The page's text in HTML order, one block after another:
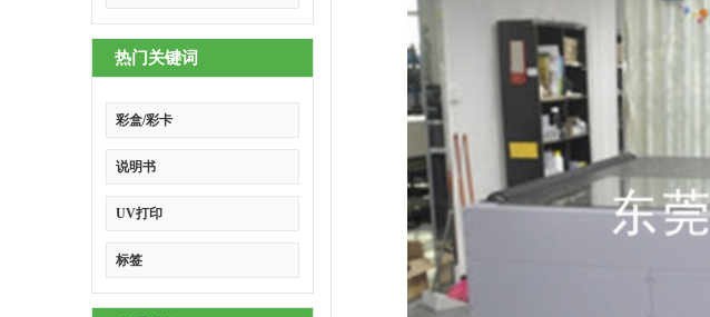
热门关键词
彩盒/彩卡
说明书
UV打印
标签